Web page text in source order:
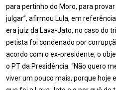
para pertinho do Moro, para
julgar”, afirmou Lula, em
era juiz da Lava-Jato, no caso do
petista foi condenado por
acordo com o ex-presidente, o
o PT da Presidência. “Não quero
viver um pouco mais, porque hoje